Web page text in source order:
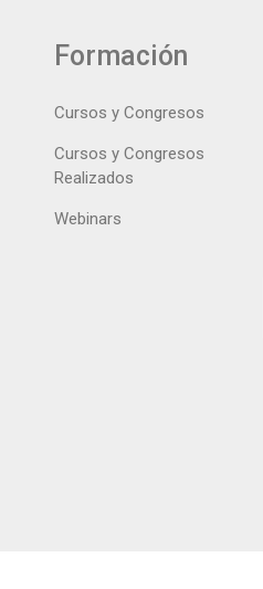
Formación
Cursos y Congresos
Cursos y Congresos
Realizados
Webinars